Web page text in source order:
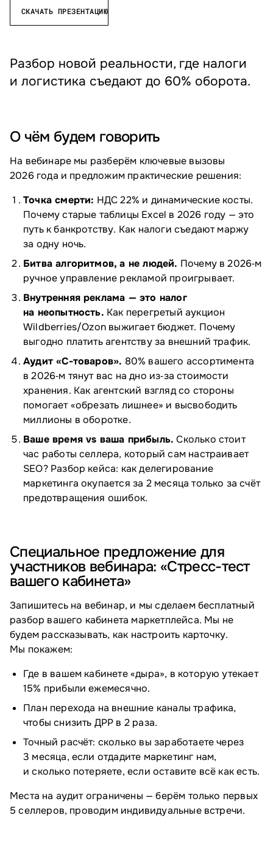
СКАЧАТЬ ПРЕЗЕНТАЦИЮ
Разбор новой реальности, где налоги
и логистика съедают до 60% оборота.
О чём будем говорить
На вебинаре мы разберём ключевые вызовы
2026 года и предложим практические решения:
Точка смерти: НДС 22% и динамические косты.
Почему старые таблицы Excel в 2026 году — это
путь к банкротству. Как налоги съедают маржу
за одну ночь.
Битва алгоритмов, а не людей. Почему в 2026‑м
ручное управление рекламой проигрывает.
Внутренняя реклама — это налог
на неопытность. Как перегретый аукцион
Wildberries/Ozon выжигает бюджет. Почему
выгодно платить агентству за внешний трафик.
Аудит «C-товаров». 80% вашего ассортимента
в 2026‑м тянут вас на дно из‑за стоимости
хранения. Как агентский взгляд со стороны
помогает «обрезать лишнее» и высвободить
миллионы в оборотке.
Ваше время vs ваша прибыль. Сколько стоит
час работы селлера, который сам настраивает
SEO? Разбор кейса: как делегирование
маркетинга окупается за 2 месяца только за счёт
предотвращения ошибок.
Специальное предложение для
участников вебинара: «Стресс-тест
вашего кабинета»
Запишитесь на вебинар, и мы сделаем бесплатный
разбор вашего кабинета маркетплейса. Мы не
будем рассказывать, как настроить карточку.
Мы покажем:
Где в вашем кабинете «дыра», в которую утекает
15% прибыли ежемесячно.
План перехода на внешние каналы трафика,
чтобы снизить ДРР в 2 раза.
Точный расчёт: сколько вы заработаете через
3 месяца, если отдадите маркетинг нам,
и сколько потеряете, если оставите всё как есть.
Места на аудит ограничены — берём только первых
5 селлеров, проводим индивидуальные встречи.